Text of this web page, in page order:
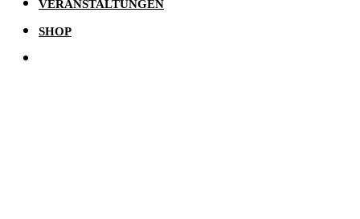
VERANSTALTUNGEN
SHOP